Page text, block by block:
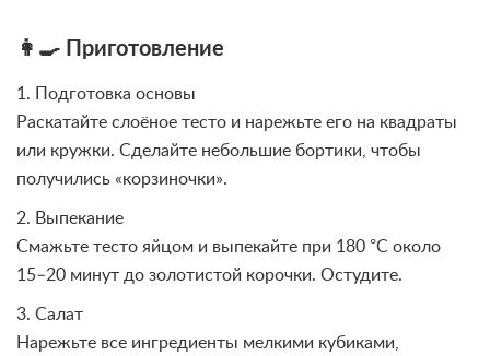
👩‍🍳 Приготовление
1. Подготовка основы
Раскатайте слоёное тесто и нарежьте его на квадраты
или кружки. Сделайте небольшие бортики, чтобы
получились «корзиночки».
2. Выпекание
Смажьте тесто яйцом и выпекайте при 180 °C около
15–20 минут до золотистой корочки. Остудите.
3. Салат
Нарежьте все ингредиенты мелкими кубиками,